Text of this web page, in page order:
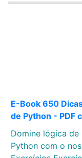
E-Book 650
de Python - PDF
Domine lógica
Python com o